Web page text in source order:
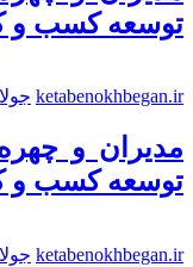
توسعه کسب و
ketabenokhbegan.ir جولای
مدیران و
توسعه کسب و
ketabenokhbegan.ir جولای